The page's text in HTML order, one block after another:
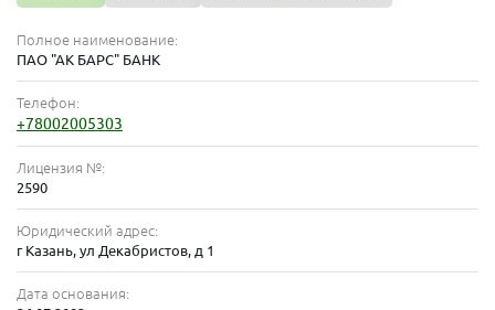
1. Надежность и Признание
Ак Барс Банк является членом множества уважаемых ассоциаций
и организаций, что подчеркивает его статус и надежность:
Член Союза «Торгово-промышленная палата Республики
Татарстан»
Член саморегулируемой организации «Национальная
ассоциация участников фондового рынка» (СРО «НАУФОР»)
Член Ассоциации участников рынка платежных услуг
Полное наименование:
ПАО "АК БАРС" БАНК
Телефон:
+78002005303
Лицензия №:
2590
Юридический адрес:
г Казань, ул Декабристов, д 1
Дата основания: